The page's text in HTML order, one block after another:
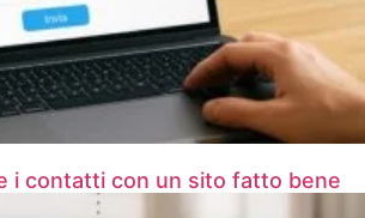
i contatti con un sito fatto bene